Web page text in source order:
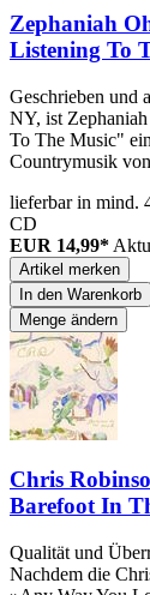
Zephaniah
Listening To
Geschrieben und
NY, ist
To The Music"
Countrymusik
lieferbar in mind.
CD
EUR 14,99*
Artikel merken
In den Warenkorb
Menge ändern
Chris
Barefoot In
Qualität und
Nachdem die